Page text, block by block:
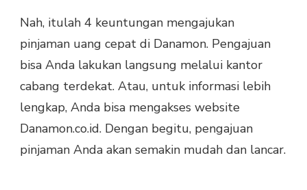
Nah, itulah 4 keuntungan mengajukan
pinjaman uang cepat di Danamon. Pengajuan
bisa Anda lakukan langsung melalui kantor
cabang terdekat. Atau, untuk informasi lebih
lengkap, Anda bisa mengakses website
Danamon.co.id. Dengan begitu, pengajuan
pinjaman Anda akan semakin mudah dan lancar.